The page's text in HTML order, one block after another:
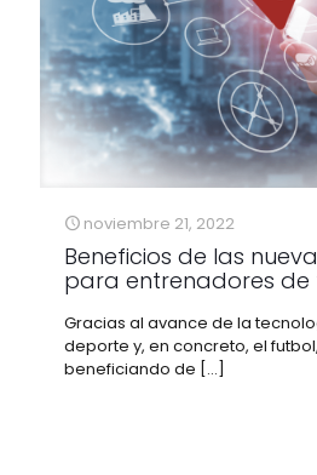
noviembre 21, 2022
Beneficios de las
para entrenadores de
Gracias al avance de la
deporte y, en concreto, el
beneficiando de […]